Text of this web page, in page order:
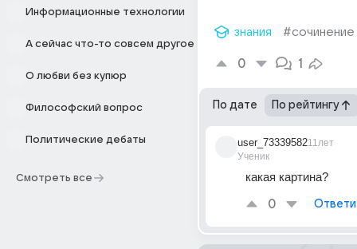
Информационные технологии
А сейчас что-то совсем другое
О любви без купюр
Философский вопрос
Политические дебаты
Смотреть все
знания #сочинение
0 1
По дате По рейтингу
user_73339582
Ученик
11лет
какая картина?
0